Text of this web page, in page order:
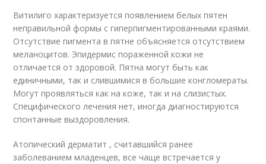
Витилиго характеризуется появлением белых пятен
неправильной формы с гиперпигментированными краями.
Отсутствие пигмента в пятне объясняется отсутствием
меланоцитов. Эпидермис пораженной кожи не
отличается от здоровой. Пятна могут быть как
единичными, так и слившимися в большие конгломераты.
Могут проявляться как на коже, так и на слизистых.
Специфического лечения нет, иногда диагностируются
спонтанные выздоровления.
Атопический дерматит , считавшийся ранее
заболеванием младенцев, все чаще встречается у